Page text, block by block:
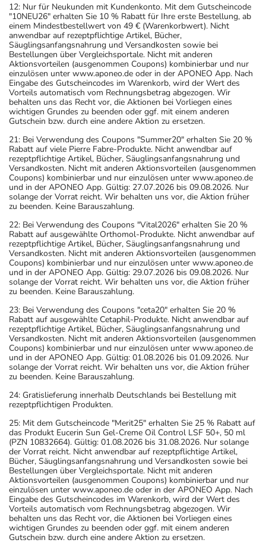
mit denen Sie sich verletzen können.
- Vorsicht: Vermeiden Sie die Einnahme von Alkohol.
- Vorsicht: Patienten mit Engwinkelglaukom haben ein
erhöhtes Risiko - besonderes im akuten Anfall.
- Vermeiden Sie übermäßige UV-Strahlung, z.B. in
Solarien oder bei ausgedehnten Sonnenbädern, weil die
Haut während der Anwendung des Arzneimittels
empfindlicher reagiert.
- Durch plötzliches Absetzen können Probleme oder
Beschwerden auftreten. Deshalb sollte die Behandlung
langsam, das heißt mit einem schrittweisen
Ausschleichen der Dosis, beendet werden. Lassen Sie
sich dazu am besten von Ihrem Arzt oder Apotheker
beraten.
- Vorsicht bei Allergie gegen Maisstärke!
- Vorsicht bei Allergie gegen Bindemittel (z.B.
Carboxymethylcellulose mit der E-Nummer E 466)!
- Vorsicht bei Allergie gegen Propylenglykol und ähnliche
Stoffe!
- Vorsicht bei Allergie gegen Polyethylenglykol(PEG)-
- Vorsicht bei einer Unverträglichkeit gegenüber Lactose.
Wenn Sie eine Diabetes-Diät einhalten müssen, sollten
Sie den Zuckergehalt berücksichtigen.
- Es kann Arzneimittel geben, mit denen
Wechselwirkungen auftreten. Sie sollten deswegen
generell vor der Behandlung mit einem neuen
Arzneimittel jedes andere, das Sie bereits anwenden,
dem Arzt oder Apotheker angeben. Das gilt auch für
Arzneimittel, die Sie selbst kaufen, nur gelegentlich
anwenden oder deren Anwendung schon einige Zeit
zurückliegt.
- Alkoholgenuss soll während einerDauerbehandlung
möglichst vermieden werden. Gelegentlicher
Alkoholkonsum in kleinen Mengen ist erlaubt, aber nicht
zusammen mit dem Medikament.
Bitte verwenden Sie dieses Arzneimittel nicht mehr nach
dem auf der Packung oder der Umverpackung
12: Nur für Neukunden mit Kundenkonto. Mit dem Gutscheincode
"10NEU26" erhalten Sie 10 % Rabatt für Ihre erste Bestellung, ab
einem Mindestbestellwert von 49 € (Warenkorbwert). Nicht
anwendbar auf rezeptpflichtige Artikel, Bücher,
Säuglingsanfangsnahrung und Versandkosten sowie bei
Bestellungen über Vergleichsportale. Nicht mit anderen
Aktionsvorteilen (ausgenommen Coupons) kombinierbar und nur
einzulösen unter www.aponeo.de oder in der APONEO App. Nach
Eingabe des Gutscheincodes im Warenkorb, wird der Wert des
Vorteils automatisch vom Rechnungsbetrag abgezogen. Wir
behalten uns das Recht vor, die Aktionen bei Vorliegen eines
wichtigen Grundes zu beenden oder ggf. mit einem anderen
Gutschein bzw. durch eine andere Aktion zu ersetzen.
21: Bei Verwendung des Coupons "Summer20" erhalten Sie 20 %
Rabatt auf viele Pierre Fabre-Produkte. Nicht anwendbar auf
rezeptpflichtige Artikel, Bücher, Säuglingsanfangsnahrung und
Versandkosten. Nicht mit anderen Aktionsvorteilen (ausgenommen
Coupons) kombinierbar und nur einzulösen unter www.aponeo.de
und in der APONEO App. Gültig: 27.07.2026 bis 09.08.2026. Nur
solange der Vorrat reicht. Wir behalten uns vor, die Aktion früher
zu beenden. Keine Barauszahlung.
22: Bei Verwendung des Coupons "Vital2026" erhalten Sie 20 %
Rabatt auf ausgewählte Orthomol-Produkte. Nicht anwendbar auf
rezeptpflichtige Artikel, Bücher, Säuglingsanfangsnahrung und
Versandkosten. Nicht mit anderen Aktionsvorteilen (ausgenommen
Coupons) kombinierbar und nur einzulösen unter www.aponeo.de
und in der APONEO App. Gültig: 29.07.2026 bis 09.08.2026. Nur
solange der Vorrat reicht. Wir behalten uns vor, die Aktion früher
zu beenden. Keine Barauszahlung.
23: Bei Verwendung des Coupons "ceta20" erhalten Sie 20 %
Rabatt auf ausgewählte Cetaphil-Produkte. Nicht anwendbar auf
rezeptpflichtige Artikel, Bücher, Säuglingsanfangsnahrung und
Versandkosten. Nicht mit anderen Aktionsvorteilen (ausgenommen
Coupons) kombinierbar und nur einzulösen unter www.aponeo.de
und in der APONEO App. Gültig: 01.08.2026 bis 01.09.2026. Nur
solange der Vorrat reicht. Wir behalten uns vor, die Aktion früher
zu beenden. Keine Barauszahlung.
24: Gratislieferung innerhalb Deutschlands bei Bestellung mit
rezeptpflichtigen Produkten.
25: Mit dem Gutscheincode "Merit25" erhalten Sie 25 % Rabatt auf
das Produkt Eucerin Sun Gel-Creme Oil Control LSF 50+, 50 ml
(PZN 10832664). Gültig: 01.08.2026 bis 31.08.2026. Nur solange
der Vorrat reicht. Nicht anwendbar auf rezeptpflichtige Artikel,
Bücher, Säuglingsanfangsnahrung und Versandkosten sowie bei
Bestellungen über Vergleichsportale. Nicht mit anderen
Aktionsvorteilen (ausgenommen Coupons) kombinierbar und nur
einzulösen unter www.aponeo.de oder in der APONEO App. Nach
Eingabe des Gutscheincodes im Warenkorb, wird der Wert des
Vorteils automatisch vom Rechnungsbetrag abgezogen. Wir
behalten uns das Recht vor, die Aktionen bei Vorliegen eines
wichtigen Grundes zu beenden oder ggf. mit einem anderen
Gutschein bzw. durch eine andere Aktion zu ersetzen.